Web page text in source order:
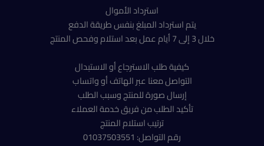
استرداد الأموال
يتم استرداد المبلغ بنفس طريقة الدفع
خلال 3 إلى 7 أيام عمل بعد استلام وفحص المنتج
كيفية طلب الاسترجاع أو الاستبدال
التواصل معنا عبر الهاتف أو واتساب
إرسال صورة للمنتج وسبب الطلب
تأكيد الطلب من فريق خدمة العملاء
ترتيب استلام المنتج
رقم التواصل: 01037503551